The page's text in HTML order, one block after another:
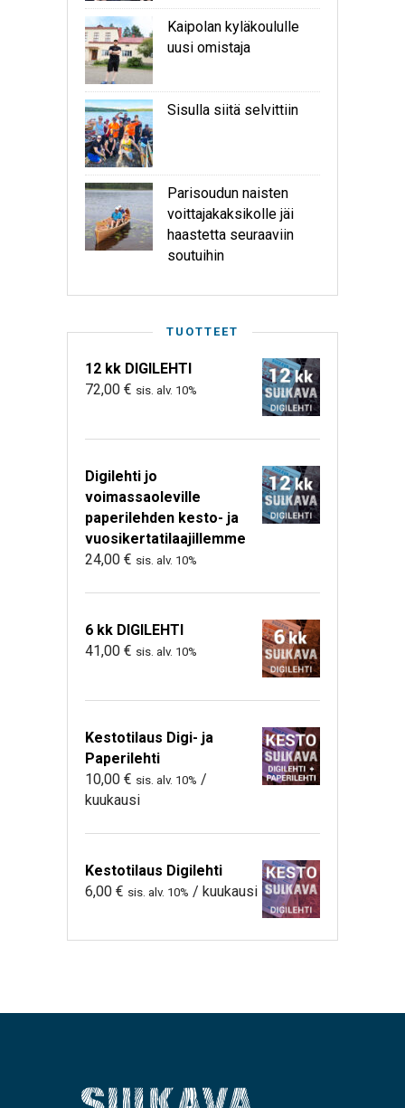
Kaipolan kyläkoululle
uusi omistaja
Sisulla siitä selvittiin
Parisoudun naisten
voittajakaksikolle jäi
haastetta seuraaviin
soutuihin
TUOTTEET
12 kk DIGILEHTI
72,00 € sis. alv. 10%
Digilehti jo
voimassaoleville
paperilehden kesto- ja
vuosikertatilaajillemme
24,00 € sis. alv. 10%
6 kk DIGILEHTI
41,00 € sis. alv. 10%
Kestotilaus Digi- ja
Paperilehti
10,00 € sis. alv. 10% /
kuukausi
Kestotilaus Digilehti
6,00 € sis. alv. 10% / kuukausi